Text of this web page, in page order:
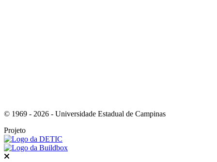
© 1969 - 2026 - Universidade Estadual de Campinas
Projeto